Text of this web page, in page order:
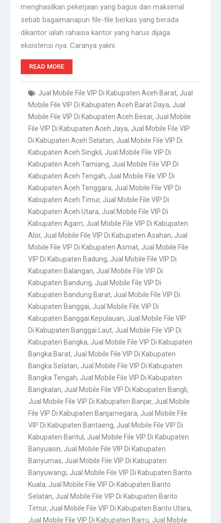
menghasilkan pekerjaan yang bagus dan maksimal
sebab bagaimanapun file-file berkas yang berada
dikantor ialah rahasia kantor yang harus dijaga
eksistensi nya. Caranya yakni
READ MORE
Jual Mobile File VIP Di Kabupaten Aceh Barat, Jual
Mobile File VIP Di Kabupaten Aceh Barat Daya, Jual
Mobile File VIP Di Kabupaten Aceh Besar, Jual Mobile
File VIP Di Kabupaten Aceh Jaya, Jual Mobile File VIP
Di Kabupaten Aceh Selatan, Jual Mobile File VIP Di
Kabupaten Aceh Singkil , Jual Mobile File VIP Di
Kabupaten Aceh Tamiang, Jual Mobile File VIP Di
Kabupaten Aceh Tengah, Jual Mobile File VIP Di
Kabupaten Aceh Tenggara, Jual Mobile File VIP Di
Kabupaten Aceh Timur, Jual Mobile File VIP Di
Kabupaten Aceh Utara, Jual Mobile File VIP Di
Kabupaten Agam, Jual Mobile File VIP Di Kabupaten
Alor, Jual Mobile File VIP Di Kabupaten Asahan, Jual
Mobile File VIP Di Kabupaten Asmat, Jual Mobile File
VIP Di Kabupaten Badung, Jual Mobile File VIP Di
Kabupaten Balangan, Jual Mobile File VIP Di
Kabupaten Bandung, Jual Mobile File VIP Di
Kabupaten Bandung Barat, Jual Mobile File VIP Di
Kabupaten Banggai, Jual Mobile File VIP Di
Kabupaten Banggai Kepulauan, Jual Mobile File VIP
Di Kabupaten Banggai Laut, Jual Mobile File VIP Di
Kabupaten Bangka, Jual Mobile File VIP Di Kabupaten
Bangka Barat, Jual Mobile File VIP Di Kabupaten
Bangka Selatan, Jual Mobile File VIP Di Kabupaten
Bangka Tengah, Jual Mobile File VIP Di Kabupaten
Bangkalan, Jual Mobile File VIP Di Kabupaten Bangli,
Jual Mobile File VIP Di Kabupaten Banjar, Jual Mobile
File VIP Di Kabupaten Banjarnegara, Jual Mobile File
VIP Di Kabupaten Bantaeng, Jual Mobile File VIP Di
Kabupaten Bantul , Jual Mobile File VIP Di Kabupaten
Banyuasin, Jual Mobile File VIP Di Kabupaten
Banyumas, Jual Mobile File VIP Di Kabupaten
Banyuwangi, Jual Mobile File VIP Di Kabupaten Barito
Kuala, Jual Mobile File VIP Di Kabupaten Barito
Selatan, Jual Mobile File VIP Di Kabupaten Barito
Timur, Jual Mobile File VIP Di Kabupaten Barito Utara,
Jual Mobile File VIP Di Kabupaten Barru, Jual Mobile